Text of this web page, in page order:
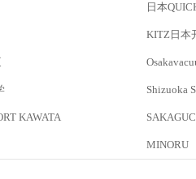
日本
KITZ日本
Shizuoka
KAWATA
MINORU